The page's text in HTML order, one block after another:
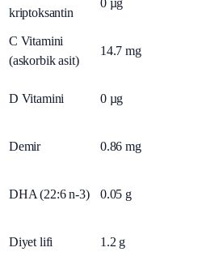
kriptoksantin
0 µg
C Vitamini
(askorbik asit)
14.7 mg
D Vitamini 0 µg
Demir 0.86 mg
DHA (22:6 n-3) 0.05 g
Diyet lifi 1.2 g